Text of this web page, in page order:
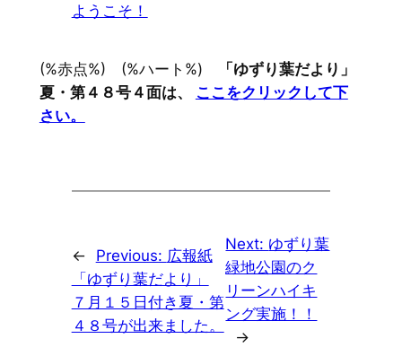
ようこそ！
(%赤点%) (%ハート%)
「ゆずり葉だより」
夏・第４８号４面は、
ここをクリックして下
さい。
← Previous: 広報紙
「ゆずり葉だより」
７月１５日付き夏・第
４８号が出来ました。
Next: ゆずり葉
緑地公園のク
リーンハイキ
ング実施！！
→